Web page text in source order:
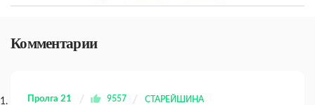
Комментарии
Пролга 21 9557 СТАРЕЙШИНА